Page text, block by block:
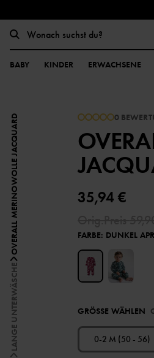
BABY KINDER ERWACHSENE
LANGE UNTERWÄSCHE
OVERALL MERINOWOLLE JACQUARD 0
35,94 €
FARBE: DUNKEL
GRÖSSE WÄHLEN
0-2 M (50 - 56)